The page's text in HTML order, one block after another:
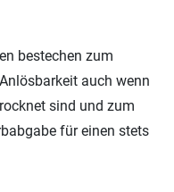
bestechen zum
auch wenn
sind und zum
für einen stets